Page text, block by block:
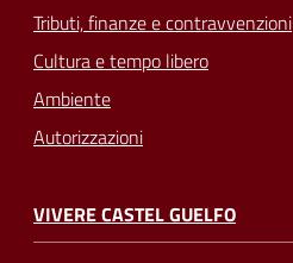
Tributi, finanze e contravvenzioni
Cultura e tempo libero
Ambiente
Autorizzazioni
VIVERE CASTEL GUELFO